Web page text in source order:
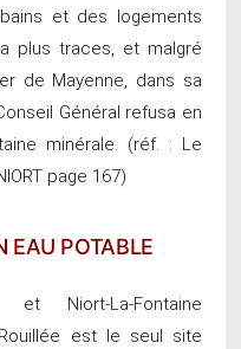
et des logements
plus traces, et malgré
de Mayenne, dans sa
Général refusa en
minérale. (réf. : Le
page 167)
EAU POTABLE
Niort-La-Fontaine
est le seul site